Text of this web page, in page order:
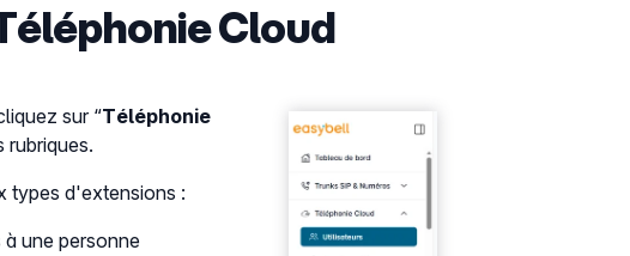
Cloud
Show larger version
sur “Téléphonie
rubriques.
types d'extensions :
une personne